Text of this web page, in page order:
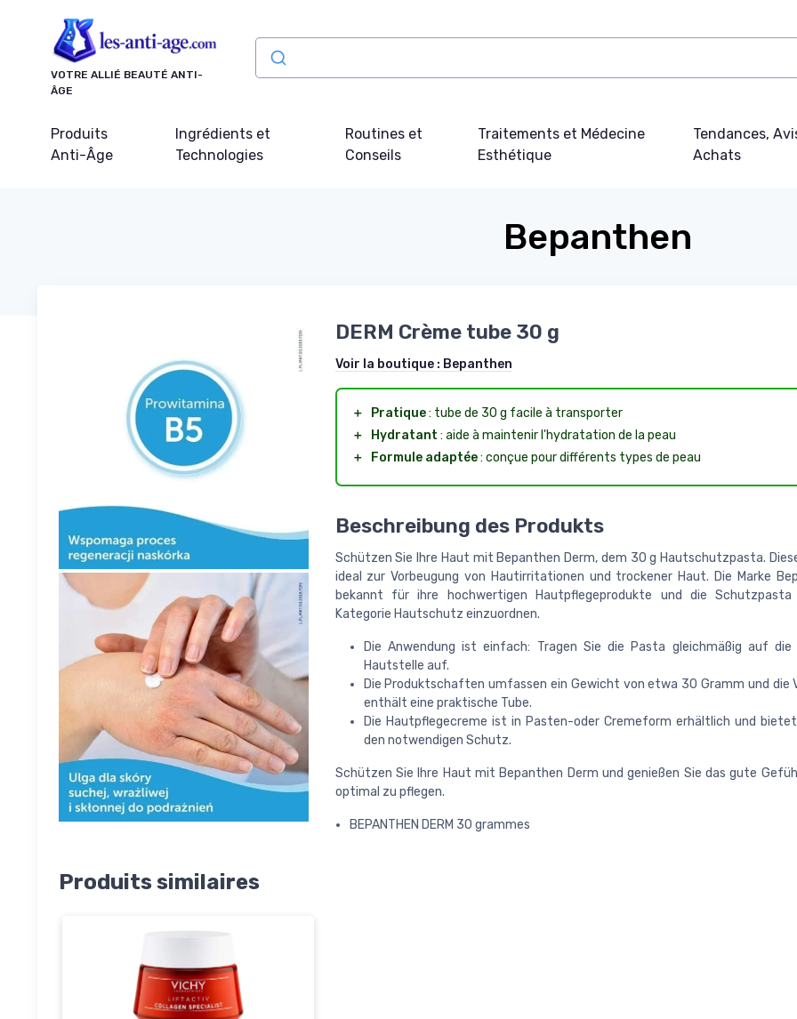
VOTRE ALLIÉ BEAUTÉ ANTI-
ÂGE
Produits
Anti-Âge
Ingrédients et
Technologies
Routines et
Conseils
Traitements et Médecine
Esthétique
Tendances,
Achats
Bepanthen
DERM Crème tube 30 g
Voir la boutique : Bepanthen
＋ Pratique: tube de 30 g facile à transporter
＋
Hydratant : aide à maintenir l'hydratation de la peau
＋
Formule adaptée: conçue pour différents types de peau
Beschreibung des Produkts
Schützen Sie Ihre Haut mit Bepanthen Derm, dem 30 g Hautschutzpasta.
ideal zur Vorbeugung von Hautirritationen und trockener Haut. Die Marke
bekannt für ihre hochwertigen Hautpflegeprodukte und die
Kategorie Hautschutz einzuordnen.
Die Anwendung ist einfach: Tragen Sie die Pasta gleichmäßig auf
Hautstelle auf.
Die Produktschaften umfassen ein Gewicht von etwa 30 Gramm und die
enthält eine praktische Tube.
Die Hautpflegecreme ist in Pasten-oder Cremeform erhältlich und
den notwendigen Schutz.
Schützen Sie Ihre Haut mit Bepanthen Derm und genießen Sie das gute
optimal zu pflegen.
BEPANTHEN DERM 30 grammes
Produits similaires